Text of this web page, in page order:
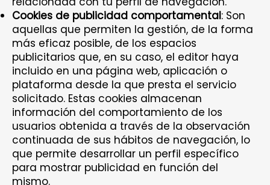
Cookies de publicidad comportamental: Son
aquellas que permiten la gestión, de la forma
más eficaz posible, de los espacios
publicitarios que, en su caso, el editor haya
incluido en una página web, aplicación o
plataforma desde la que presta el servicio
solicitado. Estas cookies almacenan
información del comportamiento de los
usuarios obtenida a través de la observación
continuada de sus hábitos de navegación, lo
que permite desarrollar un perfil específico
para mostrar publicidad en función del
mismo.